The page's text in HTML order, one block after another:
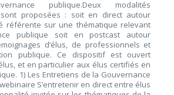
publique.Deux modalités
sont proposées : soit en direct autour
référente sur une thématique relevant
publique soit en postcast autour
d’élus, de professionnels et
publique. Ce dispositif est ouvert
et en particulier aux élus certifiés en
1) Les Entretiens de la Gouvernance
S’entretenir en direct entre élus